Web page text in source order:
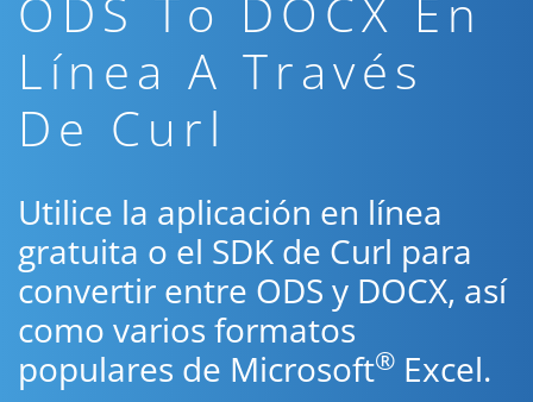
ODS To DOCX En
Línea A Través
De Curl
Utilice la aplicación en línea
gratuita o el SDK de Curl para
convertir entre ODS y DOCX, así
como varios formatos
populares de Microsoft® Excel.